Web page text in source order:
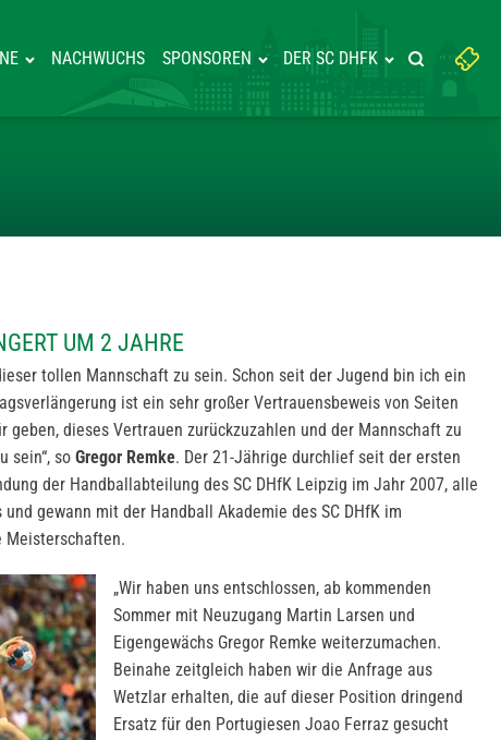
NACHWUCHS SPONSOREN DER SC DHFK
Suchbegriff
eingeben:
Suche
UM 2 JAHRE
tollen Mannschaft zu sein. Schon seit der Jugend bin ich ein
ist ein sehr großer Vertrauensbeweis von Seiten
geben, dieses Vertrauen zurückzuzahlen und der Mannschaft zu
sein“, so Gregor Remke. Der 21-Jährige durchlief seit der ersten
der Handballabteilung des SC DHfK Leipzig im Jahr 2007, alle
gewann mit der Handball Akademie des SC DHfK im
Meisterschaften.
„Wir haben uns entschlossen, ab kommenden
Sommer mit Neuzugang Martin Larsen und
Eigengewächs Gregor Remke weiterzumachen.
Beinahe zeitgleich haben wir die Anfrage aus
Wetzlar erhalten, die auf dieser Position dringend
Ersatz für den Portugiesen Joao Ferraz gesucht